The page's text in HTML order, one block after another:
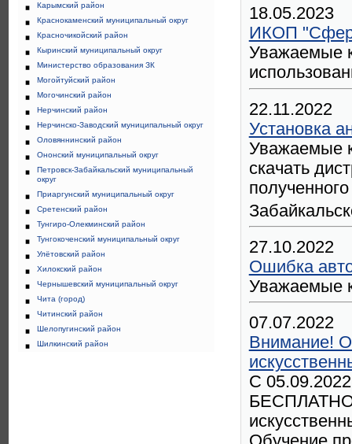
Карымский район
Краснокаменский муниципальный округ
Красночикойский район
Кыринский муниципальный округ
Министерство образования ЗК
Могойтуйский район
Могочинский район
Нерчинский район
Нерчинско-Заводский муниципальный округ
Оловяннинский район
Ононский муниципальный округ
Петровск-Забайкальский муниципальный
округ
Приаргунский муниципальный округ
Сретенский район
Тунгиро-Олекминский район
Тунгокоченский муниципальный округ
Улётовский район
Хилокский район
Чернышевский муниципальный округ
Чита (город)
Читинский район
Шелопугинский район
Шилкинский район
18.05.2023
ИКОП
Уважаемые
22.11.2022
Установка
Уважаемые
скачать
27.10.2022
Ошибка
Уважаемые
07.07.2022
Внимание!
С